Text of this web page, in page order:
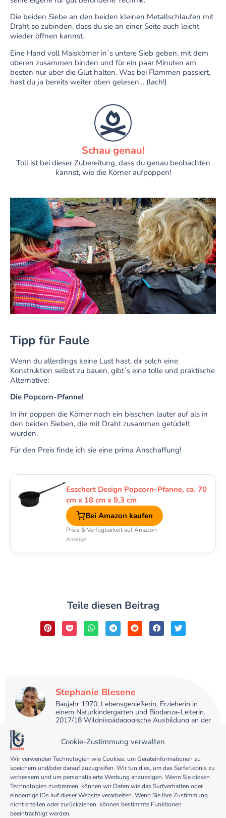
Cookie-Zustimmung verwalten
Wir verwenden Technologien wie Cookies, um Geräteinformationen zu
speichern und/oder darauf zuzugreifen. Wir tun dies, um das Surferlebnis zu
verbessern und um personalisierte Werbung anzuzeigen. Wenn Sie diesen
Technologien zustimmen, können wir Daten wie das Surfverhalten oder
eindeutige IDs auf dieser Website verarbeiten. Wenn Sie Ihre Zustimmung
nicht erteilen oder zurückziehen, können bestimmte Funktionen
beeinträchtigt werden.
Die beiden Siebe an den beiden kleinen Metallschlaufen mit
Draht so zubinden, dass du sie an einer Seite auch leicht
wieder öffnen kannst.
Eine Hand voll Maiskörner in`s untere Sieb geben, mit dem
oberen zusammen binden und für ein paar Minuten am
besten nur über die Glut halten. Was bei Flammen passiert,
hast du ja bereits weiter oben gelesen… (lach!)
Schau genau!
Toll ist bei dieser Zubereitung, dass du genau beobachten
kannst, wie die Körner aufpoppen!
Tipp für Faule
Wenn du allerdings keine Lust hast, dir solch eine
Konstruktion selbst zu bauen, gibt`s eine tolle und praktische
Alternative:
Die Popcorn-Pfanne!
In ihr poppen die Körner noch ein bisschen lauter auf als in
den beiden Sieben, die mit Draht zusammen getüdelt
wurden.
Für den Preis finde ich sie eine prima Anschaffung!
Esschert Design Popcorn-Pfanne, ca. 70
cm x 18 cm x 9,3 cm
Bei Amazon kaufen
Preis & Verfügbarkeit auf Amazon
Anzeige
Teile diesen Beitrag
Stephanie Blesene
Baujahr 1970, Lebensgenießerin, Erzieherin in
einem Naturkindergarten und Biodanza-Leiterin.
2017/18 Wildnispädagogische Ausbildung an der
lebe ich in einem kleinen Ort umgeben von Natur,
Unterstützte mich